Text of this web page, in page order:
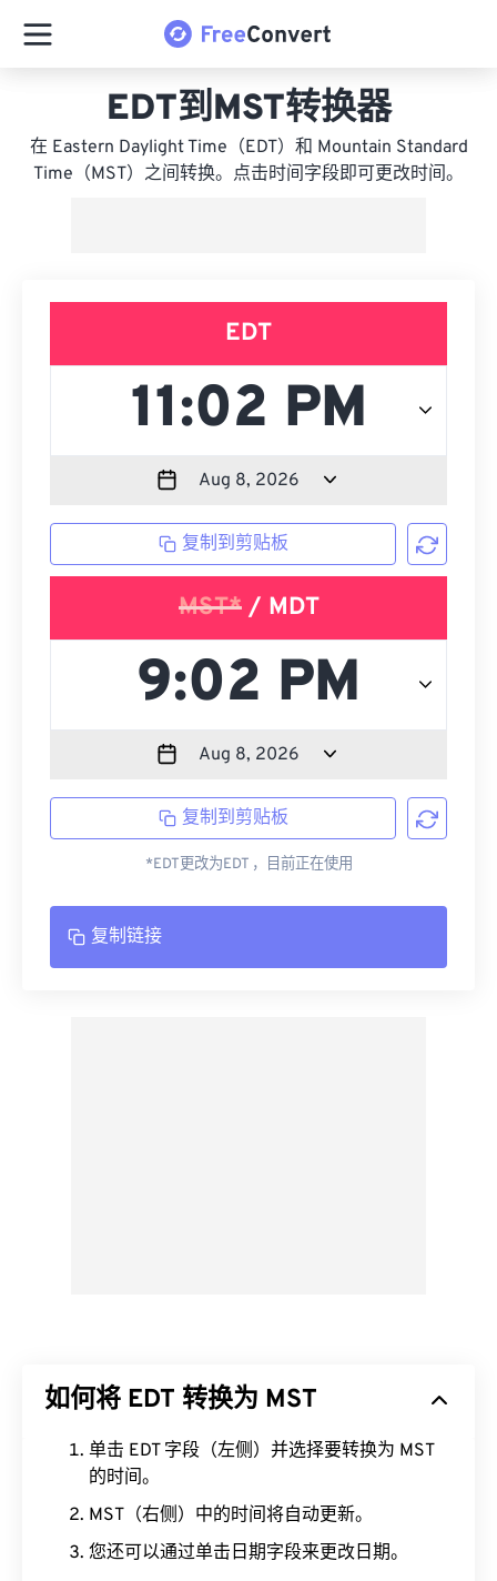
EDT到MST转换器
在 Eastern Daylight Time（EDT）和 Mountain Standard
Time（MST）之间转换。点击时间字段即可更改时间。
EDT
复制到剪贴板
MST*/ MDT
复制到剪贴板
*EDT更改为EDT ，目前正在使用
复制链接
如何将 EDT 转换为 MST
单击 EDT 字段（左侧）并选择要转换为 MST
的时间。
MST（右侧）中的时间将自动更新。
您还可以通过单击日期字段来更改日期。